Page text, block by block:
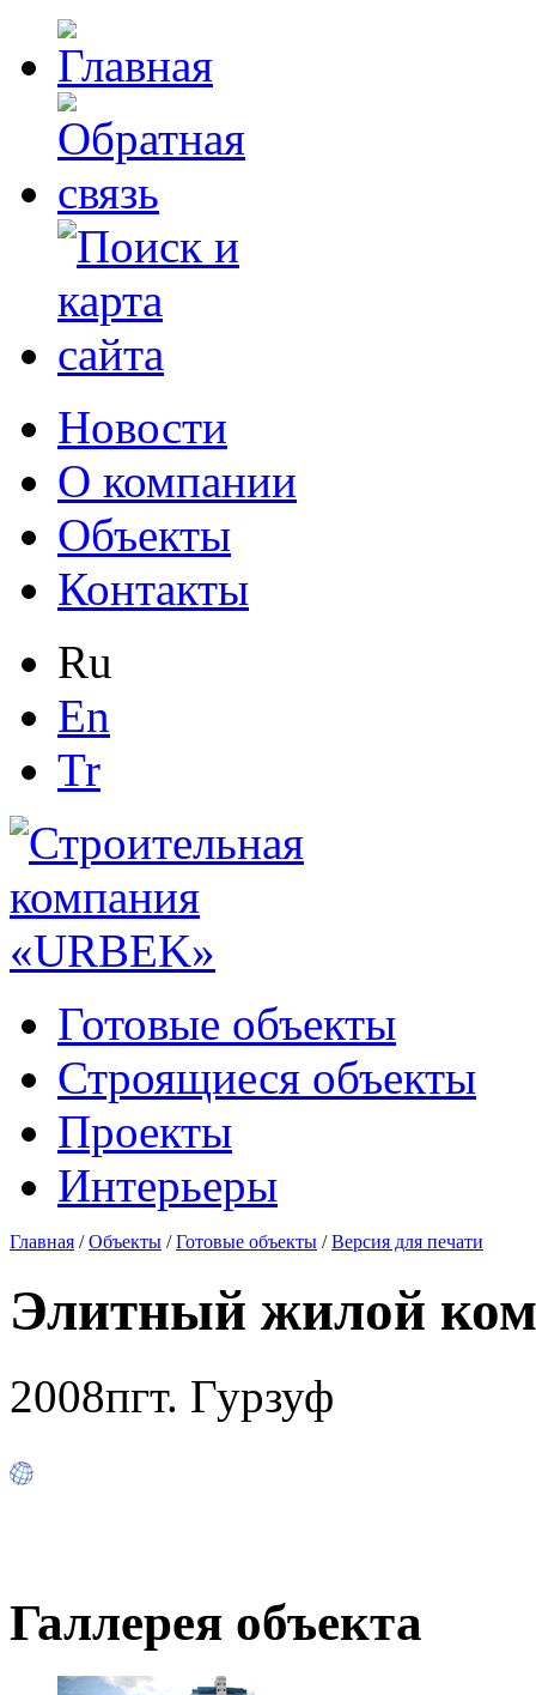
Новости
О компании
Объекты
Контакты
Ru
En
Tr
Готовые объекты
Строящиеся объекты
Проекты
Интерьеры
Главная /Объекты /Готовые объекты /Версия для печати
Элитный жилой
2008пгт. Гурзуф
Галлерея объекта